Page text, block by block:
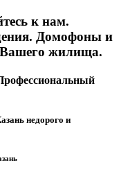
к нам.
Домофоны и
Вашего жилища.
недорого и